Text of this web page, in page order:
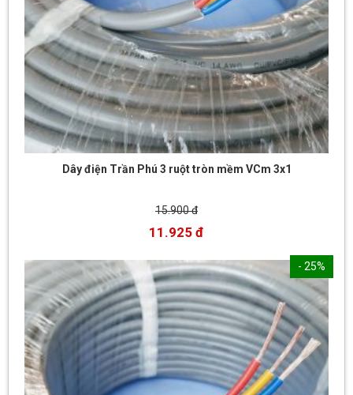
Dây điện Trần Phú 3 ruột tròn mềm VCm 3x1
15.900 đ
11.925 đ
- 25%